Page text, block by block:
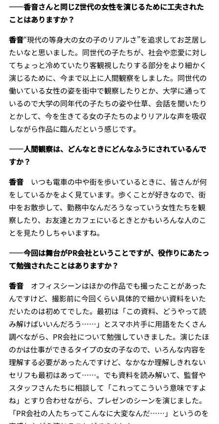
――香音さんと同じZ世代の女性を演じるために工夫された
ことはありますか？
香音“現代の等身大の女の子のリアルさ”を追求してお芝居し
たいなと思いました。同世代の子たちが、社会や恋愛に対し
てちょっと冷めていたり客観視したりする部分をより細かく
演じるために、今まで以上に人間観察をしました。同世代の
働いている女性の姿を街中で観察したりとか、大学に通って
いるので大学の同年代の子たちの姿や仕草、会話を聞いたり
とかして、今を生きてる女の子たちのよりリアルな声を吸収
しながら作品に臨んだという感じです。
――人間観察は、どんなときにどんなふうにされているんで
すか？
香音 いつも電車の中や街を歩いているときに、皆さんが何
をしているかをよく見ています。歩くことが好きなので、街
中をお散歩して、勤務中なんだろうなっていう女性たちを観
察したり、お友達とカフェにいるときとかもいろんな人のこ
とを見たりしちゃいますね。
――今回は舞台がPR会社ということですが、役作りにあたっ
て勉強されたことはありますか？
香音 オフィスシーンはほかの作品でも撮ったことがあった
んですけど、撮影前に今回くらい具体的で細かい資料をいた
だいたのは初めてでした。最初は「この資料、どうやって読
み解けばいいんだろう……」とスマホ片手に用語をたくさん
調べながら、PR会社について勉強していきました。演じたほ
のかは仕事ができるタイプの女の子なので、いろんな内容を
理解する必要があったんですけど、なかなか理解しきれない
セリフも最初はあって……。でも資料を読み解いて、監督や
スタッフさんたちに相談して「これってこういう意味ですよ
ね」とすり合わせながら、プレゼンのシーンを演じました。
「PR会社の人たちってこんなに大変なんだ……」というのを